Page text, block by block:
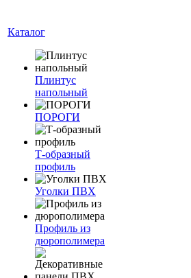
Каталог
Плинтус
напольный
ПОРОГИ
Т-образный
профиль
Уголки ПВХ
Профиль из
дюрополимера